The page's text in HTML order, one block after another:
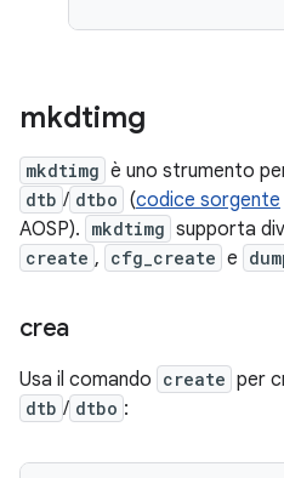
mkdtimg
mkdtimg è uno strumento
dtb / dtbo (codice sorgente
AOSP). mkdtimg supporta
create , cfg_create e
crea
Usa il comando create per
dtb / dtbo :